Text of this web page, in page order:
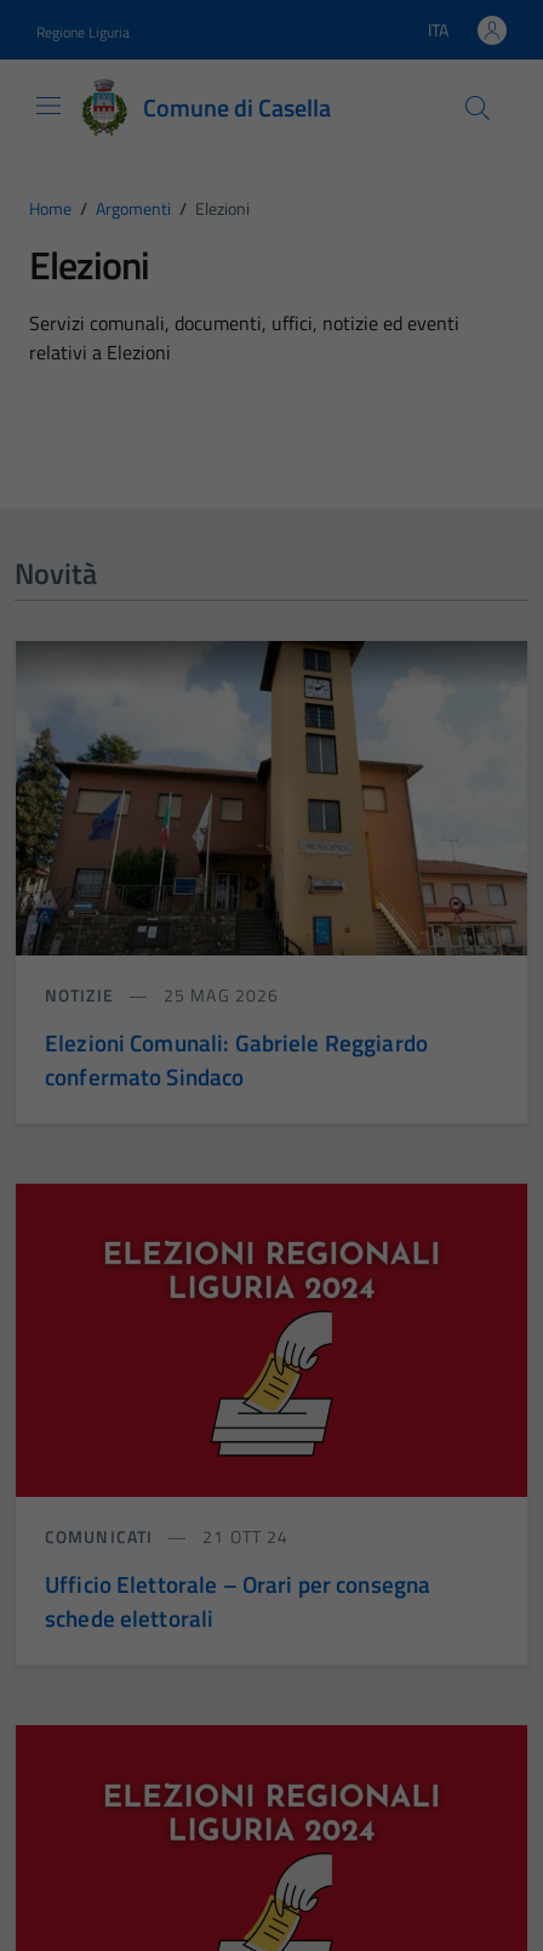
Regione Liguria Lingua attiva:
ITA
Comune di Casella
Home / Argomenti / Elezioni
Elezioni
Dettagli dell'argomento
Servizi comunali, documenti, uffici, notizie ed eventi
relativi a Elezioni
Novità
NOTIZIE 25 MAG 2026
Elezioni Comunali: Gabriele Reggiardo
confermato Sindaco
COMUNICATI 21 OTT 24
Ufficio Elettorale – Orari per consegna
schede elettorali